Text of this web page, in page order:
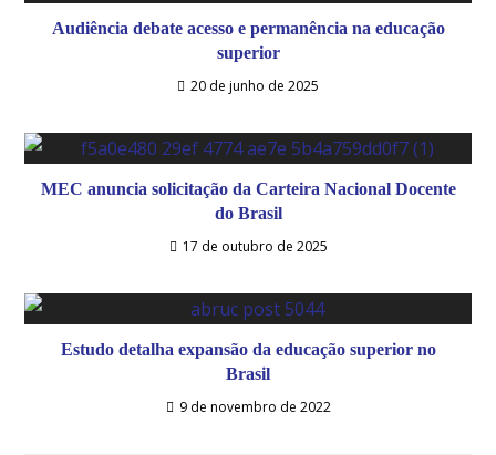
Audiência debate acesso e permanência na educação
superior
20 de junho de 2025
MEC anuncia solicitação da Carteira Nacional Docente
do Brasil
17 de outubro de 2025
Estudo detalha expansão da educação superior no
Brasil
9 de novembro de 2022